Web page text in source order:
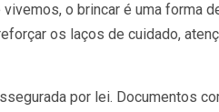
o brincar é uma forma
os laços de cuidado,
por lei. Documentos